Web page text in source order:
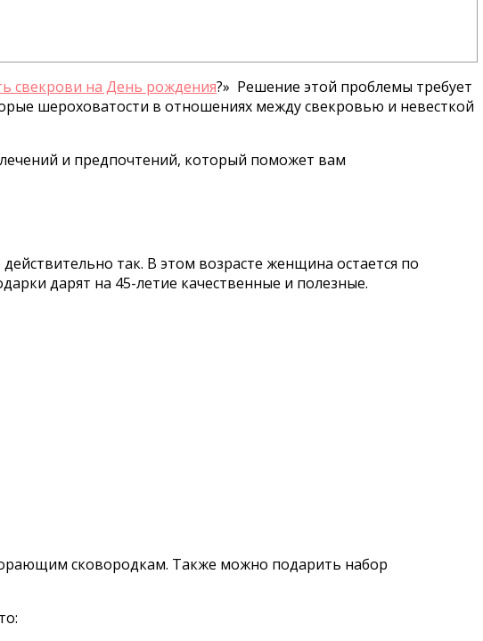
свекрови на День рождения?» Решение этой проблемы требует
шероховатости в отношениях между свекровью и невесткой
и предпочтений, который поможет вам
так. В этом возрасте женщина остается по
дарят на 45-летие качественные и полезные.
сковородкам. Также можно подарить набор